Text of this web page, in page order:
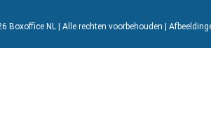
Boxoffice NL | Alle rechten voorbehouden |